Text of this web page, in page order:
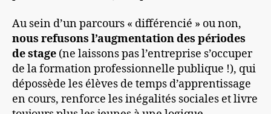
Au sein d’un parcours « différencié » ou non,
nous refusons l’augmentation des périodes
de stage (ne laissons pas l’entreprise s’occuper
de la formation professionnelle publique !), qui
dépossède les élèves de temps d’apprentissage
en cours, renforce les inégalités sociales et livre